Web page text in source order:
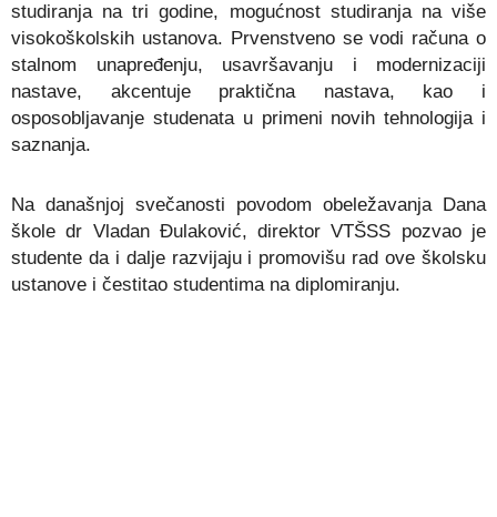
studiranja na tri godine, mogućnost studiranja na više
visokoškolskih ustanova. Prvenstveno se vodi računa o
stalnom unapređenju, usavršavanju i modernizaciji
nastave, akcentuje praktična nastava, kao i
osposobljavanje studenata u primeni novih tehnologija i
saznanja.
Na današnjoj svečanosti povodom obeležavanja Dana
škole dr Vladan Đulaković, direktor VTŠSS pozvao je
studente da i dalje razvijaju i promovišu rad ove školsku
ustanove i čestitao studentima na diplomiranju.